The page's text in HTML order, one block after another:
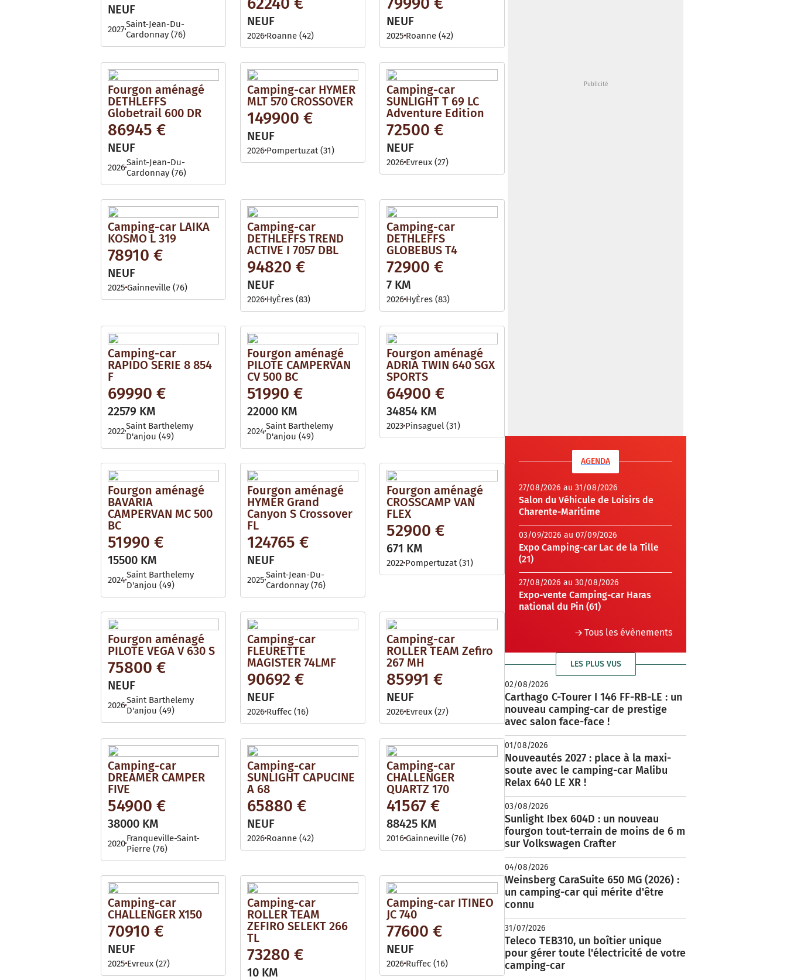
l
e
l
b
e
NEUF
2027Saint-Jean-Du-
Cardonnay (76)
NEUF
2026 Roanne (42)
NEUF
2025 Roanne (42)
Fourgon aménagé
DETHLEFFS
Globetrail 600 DR
86945 €
NEUF
2026Saint-Jean-Du-
Cardonnay (76)
Camping-car HYMER
MLT 570 CROSSOVER
149900 €
NEUF
2026 Pompertuzat (31)
Camping-car
SUNLIGHT T 69 LC
Adventure Edition
72500 €
NEUF
2026 Evreux (27)
Camping-car LAIKA
KOSMO L 319
78910 €
NEUF
2025 Gainneville (76)
Camping-car
DETHLEFFS TREND
ACTIVE I 7057 DBL
94820 €
NEUF
2026 HyÈres (83)
Camping-car
DETHLEFFS
GLOBEBUS T4
72900 €
7 KM
2026 HyÈres (83)
Camping-car
RAPIDO SERIE 8 854
F
69990 €
22579 KM
2022Saint Barthelemy
D'anjou (49)
Fourgon aménagé
PILOTE CAMPERVAN
CV 500 BC
51990 €
22000 KM
2024Saint Barthelemy
D'anjou (49)
Fourgon aménagé
ADRIA TWIN 640 SGX
SPORTS
64900 €
34854 KM
2023 Pinsaguel (31)
Fourgon aménagé
BAVARIA
CAMPERVAN MC 500
BC
51990 €
15500 KM
2024Saint Barthelemy
D'anjou (49)
Fourgon aménagé
HYMER Grand
Canyon S Crossover
FL
124765 €
NEUF
2025Saint-Jean-Du-
Cardonnay (76)
Fourgon aménagé
CROSSCAMP VAN
FLEX
52900 €
671 KM
2022 Pompertuzat (31)
Fourgon aménagé
PILOTE VEGA V 630 S
75800 €
NEUF
2026Saint Barthelemy
D'anjou (49)
Camping-car
FLEURETTE
MAGISTER 74LMF
90692 €
NEUF
2026 Ruffec (16)
Camping-car
ROLLER TEAM Zefiro
267 MH
85991 €
NEUF
2026 Evreux (27)
Camping-car
DREAMER CAMPER
FIVE
54900 €
38000 KM
2020Franqueville-Saint-
Pierre (76)
Camping-car
SUNLIGHT CAPUCINE
A 68
65880 €
NEUF
2026 Roanne (42)
Camping-car
CHALLENGER
QUARTZ 170
41567 €
88425 KM
2016Gainneville (76)
Camping-car
CHALLENGER X150
70910 €
NEUF
2025 Evreux (27)
Camping-car
ROLLER TEAM
ZEFIRO SELEKT 266
TL
73280 €
10 KM
Camping-car ITINEO
JC 740
77600 €
NEUF
2026 Ruffec (16)
AGENDA
27/08/2026 au 31/08/2026
Salon du Véhicule de Loisirs de
Charente-Maritime
03/09/2026 au 07/09/2026
Expo Camping-car Lac de la Tille
(21)
27/08/2026 au 30/08/2026
Expo-vente Camping-car Haras
national du Pin (61)
Tous les évènements
LES PLUS VUS
02/08/2026
Carthago C-Tourer I 146 FF-RB-LE : un
nouveau camping-car de prestige
avec salon face-face !
01/08/2026
Nouveautés 2027 : place à la maxi-
soute avec le camping-car Malibu
Relax 640 LE XR !
03/08/2026
Sunlight Ibex 604D : un nouveau
fourgon tout-terrain de moins de 6 m
sur Volkswagen Crafter
04/08/2026
Weinsberg CaraSuite 650 MG (2026) :
un camping-car qui mérite d'être
connu
31/07/2026
Teleco TEB310, un boîtier unique
pour gérer toute l'électricité de votre
camping-car